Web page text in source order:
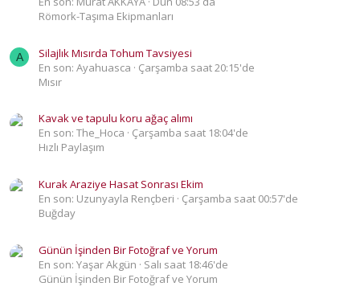
Römork-Taşıma Ekipmanları
A
Silajlık Mısırda Tohum Tavsiyesi
En son: Ayahuasca
Çarşamba saat 20:15'de
Mısır
Kavak ve tapulu koru ağaç alımı
En son: The_Hoca
Çarşamba saat 18:04'de
Hızlı Paylaşım
Kurak Araziye Hasat Sonrası Ekim
En son: Uzunyayla Rençberi
Çarşamba saat 00:57'de
Buğday
Günün İşinden Bir Fotoğraf ve Yorum
En son: Yaşar Akgün
Salı saat 18:46'de
Günün İşinden Bir Fotoğraf ve Yorum